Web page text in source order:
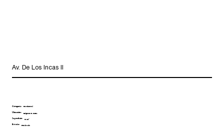
Av. De Los Incas II
Categoría: Residencial
Ubicación:
Belgrano R, CABA
Superficie:
90 m²
Estado:
Finalizado